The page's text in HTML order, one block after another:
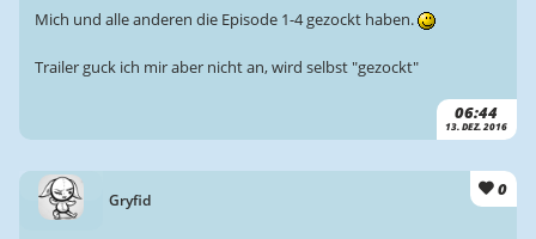
06:44
13. DEZ. 2016
Mich und alle anderen die Episode 1-4 gezockt haben.
Trailer guck ich mir aber nicht an, wird selbst "gezockt"
Gryfid
0